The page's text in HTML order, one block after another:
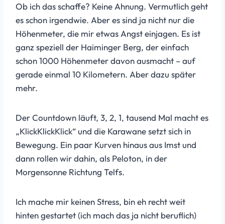
Ob ich das schaffe? Keine Ahnung. Vermutlich geht
es schon irgendwie. Aber es sind ja nicht nur die
Höhenmeter, die mir etwas Angst einjagen. Es ist
ganz speziell der Haiminger Berg, der einfach
schon 1000 Höhenmeter davon ausmacht – auf
gerade einmal 10 Kilometern. Aber dazu später
mehr.
Der Countdown läuft, 3, 2, 1, tausend Mal macht es
„KlickKlickKlick“ und die Karawane setzt sich in
Bewegung. Ein paar Kurven hinaus aus Imst und
dann rollen wir dahin, als Peloton, in der
Morgensonne Richtung Telfs.
Ich mache mir keinen Stress, bin eh recht weit
hinten gestartet (ich mach das ja nicht beruflich)